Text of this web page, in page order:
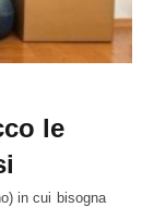
le
in cui bisogna